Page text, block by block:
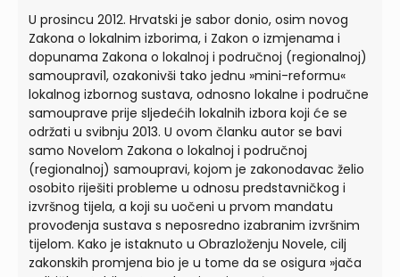
U prosincu 2012. Hrvatski je sabor donio, osim novog
Zakona o lokalnim izborima, i Zakon o izmjenama i
dopunama Zakona o lokalnoj i područnoj (regionalnoj)
samoupravi1, ozakonivši tako jednu »mini-reformu«
lokalnog izbornog sustava, odnosno lokalne i područne
samouprave prije sljedećih lokalnih izbora koji će se
održati u svibnju 2013. U ovom članku autor se bavi
samo Novelom Zakona o lokalnoj i područnoj
(regionalnoj) samoupravi, kojom je zakonodavac želio
osobito riješiti probleme u odnosu predstavničkog i
izvršnog tijela, a koji su uočeni u prvom mandatu
provođenja sustava s neposredno izabranim izvršnim
tijelom. Kako je istaknuto u Obrazloženju Novele, cilj
zakonskih promjena bio je u tome da se osigura »jača